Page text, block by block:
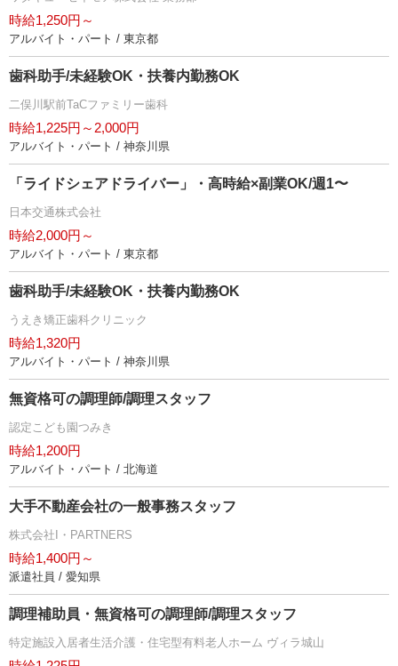
時給1,250円～
アルバイト・パート / 東京都
歯科助手/未経験OK・扶養内勤務OK
二俣川駅前TaCファミリー歯科
時給1,225円～2,000円
アルバイト・パート / 神奈川県
「ライドシェアドライバー」・高時給×副業OK/週1〜
日本交通株式会社
時給2,000円～
アルバイト・パート / 東京都
歯科助手/未経験OK・扶養内勤務OK
うえき矯正歯科クリニック
時給1,320円
アルバイト・パート / 神奈川県
無資格可の調理師/調理スタッフ
認定こども園つみき
時給1,200円
アルバイト・パート / 北海道
大手不動産会社の一般事務スタッフ
株式会社I・PARTNERS
時給1,400円～
派遣社員 / 愛知県
調理補助員・無資格可の調理師/調理スタッフ
特定施設入居者生活介護・住宅型有料老人ホーム ヴィラ城山